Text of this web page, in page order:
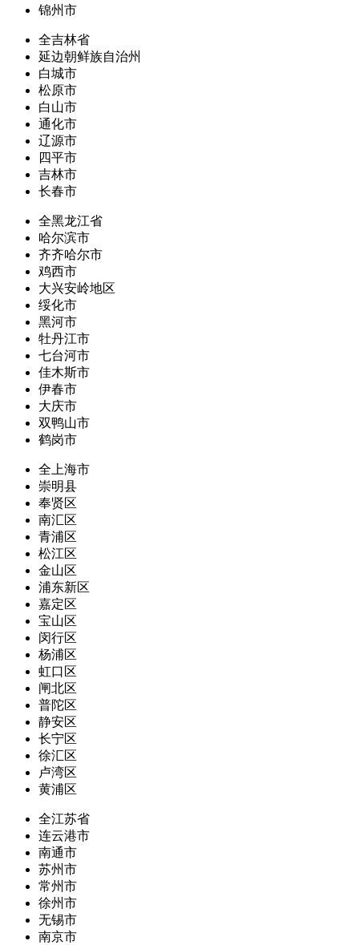
锦州市
全吉林省
延边朝鲜族自治州
白城市
松原市
白山市
通化市
辽源市
四平市
吉林市
长春市
全黑龙江省
哈尔滨市
齐齐哈尔市
鸡西市
大兴安岭地区
绥化市
黑河市
牡丹江市
七台河市
佳木斯市
伊春市
大庆市
双鸭山市
鹤岗市
全上海市
崇明县
奉贤区
南汇区
青浦区
松江区
金山区
浦东新区
嘉定区
宝山区
闵行区
杨浦区
虹口区
闸北区
普陀区
静安区
长宁区
徐汇区
卢湾区
黄浦区
全江苏省
连云港市
南通市
苏州市
常州市
徐州市
无锡市
南京市